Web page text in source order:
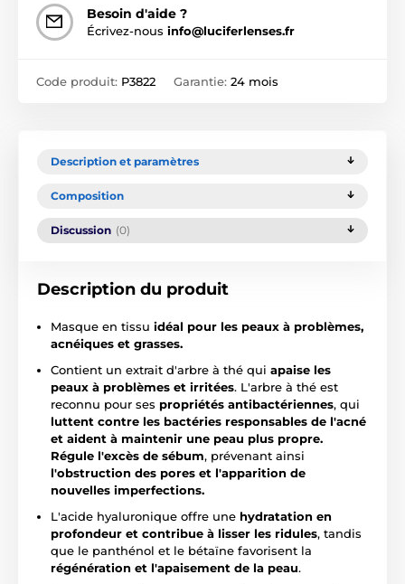
Besoin d'aide ?
Écrivez-nous info@luciferlenses.fr
Code produit: P3822 Garantie: 24 mois
Description et paramètres
Composition
Discussion (0)
Description du produit
Masque en tissu idéal pour les peaux à problèmes,
acnéiques et grasses.
Contient un extrait d'arbre à thé qui apaise les
peaux à problèmes et irritées. L'arbre à thé est
reconnu pour ses propriétés antibactériennes, qui
luttent contre les bactéries responsables de l'acné
et aident à maintenir une peau plus propre.
Régule l'excès de sébum, prévenant ainsi
l'obstruction des pores et l'apparition de
nouvelles imperfections.
L'acide hyaluronique offre une hydratation en
profondeur et contribue à lisser les ridules, tandis
que le panthénol et le bétaïne favorisent la
régénération et l'apaisement de la peau.